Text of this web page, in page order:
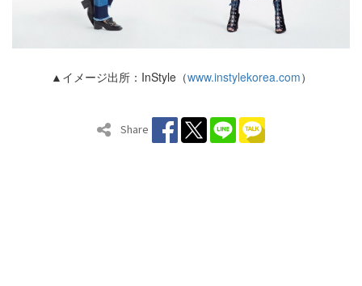
▲イメージ出所：InStyle（www.instylekorea.com）
Share